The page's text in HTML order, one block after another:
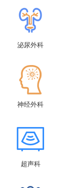
泌尿外科
神经外科
超声科